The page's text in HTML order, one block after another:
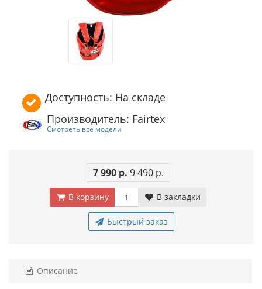
Доступность: На складе
Производитель: Fairtex
Смотреть все модели
7 990 р. 9 490 р.
В корзину В закладки
Быстрый заказ
Описание